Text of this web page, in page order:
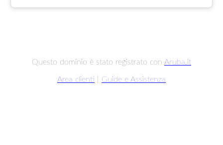
Questo dominio è stato registrato con Aruba.it
Area clienti Guide e Assistenza